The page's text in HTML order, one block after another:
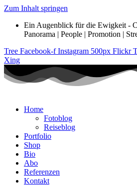
Zum Inhalt springen
Ein Augenblick für die Ewigkeit -
Panorama | People | Promotion |
Tree Facebook-f Instagram 500px Flickr
Xing
Home
Fotoblog
Reiseblog
Portfolio
Shop
Bio
Abo
Referenzen
Kontakt